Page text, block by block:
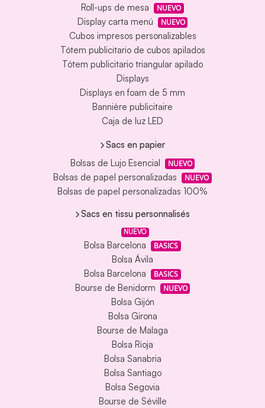
Roll-ups de mesa
NUEVO
Display carta menú NUEVO
Cubos impresos personalizables
Tótem publicitario de cubos apilados
Tótem publicitario triangular apilado
Displays
Displays en foam de 5 mm
Bannière publicitaire
Caja de luz LED
Sacs en papier
Bolsas de Lujo Esencial
NUEVO
Bolsas de papel personalizadas NUEVO
Bolsas de papel personalizadas 100%
Sacs en tissu personnalisés
NUEVO
Bolsa Barcelona BASICS
Bolsa Ávila
Bolsa Barcelona
BASICS
Bourse de Benidorm NUEVO
Bolsa Gijón
Bolsa Girona
Bourse de Malaga
Bolsa Rioja
Bolsa Sanabria
Bolsa Santiago
Bolsa Segovia
Bourse de Séville